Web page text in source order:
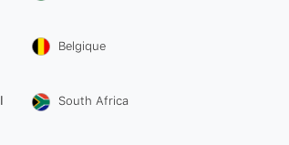
Belgique
South Africa